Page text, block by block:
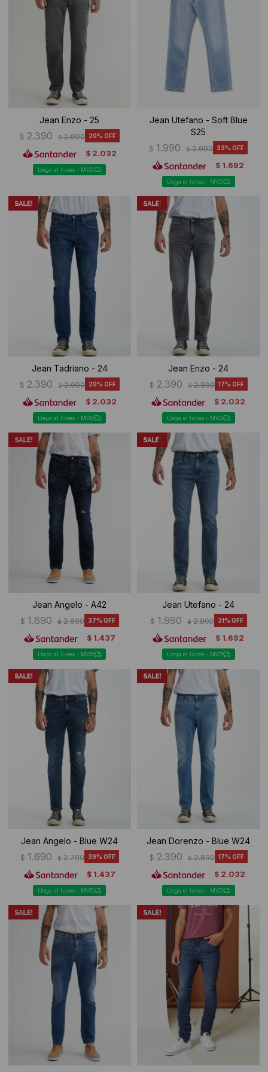
Jean Enzo - 25
$ 2.390 $ 2.990 20
$ 2.032
Llega el lunes - MVD
Jean Utefano - Soft Blue
S25
$ 1.990 $ 2.990 33
$ 1.692
Llega el lunes - MVD
Jean Tadriano - 24
$ 2.390 $ 2.990 20
$ 2.032
Llega el lunes - MVD
Jean Enzo - 24
$ 2.390 $ 2.890 17
$ 2.032
Llega el lunes - MVD
Jean Angelo - A42
$ 1.690 $ 2.690 37
$ 1.437
Llega el lunes - MVD
Jean Utefano - 24
$ 1.990 $ 2.890 31
$ 1.692
Llega el lunes - MVD
Jean Angelo - Blue W24
$ 1.690 $ 2.790 39
$ 1.437
Llega el lunes - MVD
Jean Dorenzo - Blue W24
$ 2.390 $ 2.890 17
$ 2.032
Llega el lunes - MVD